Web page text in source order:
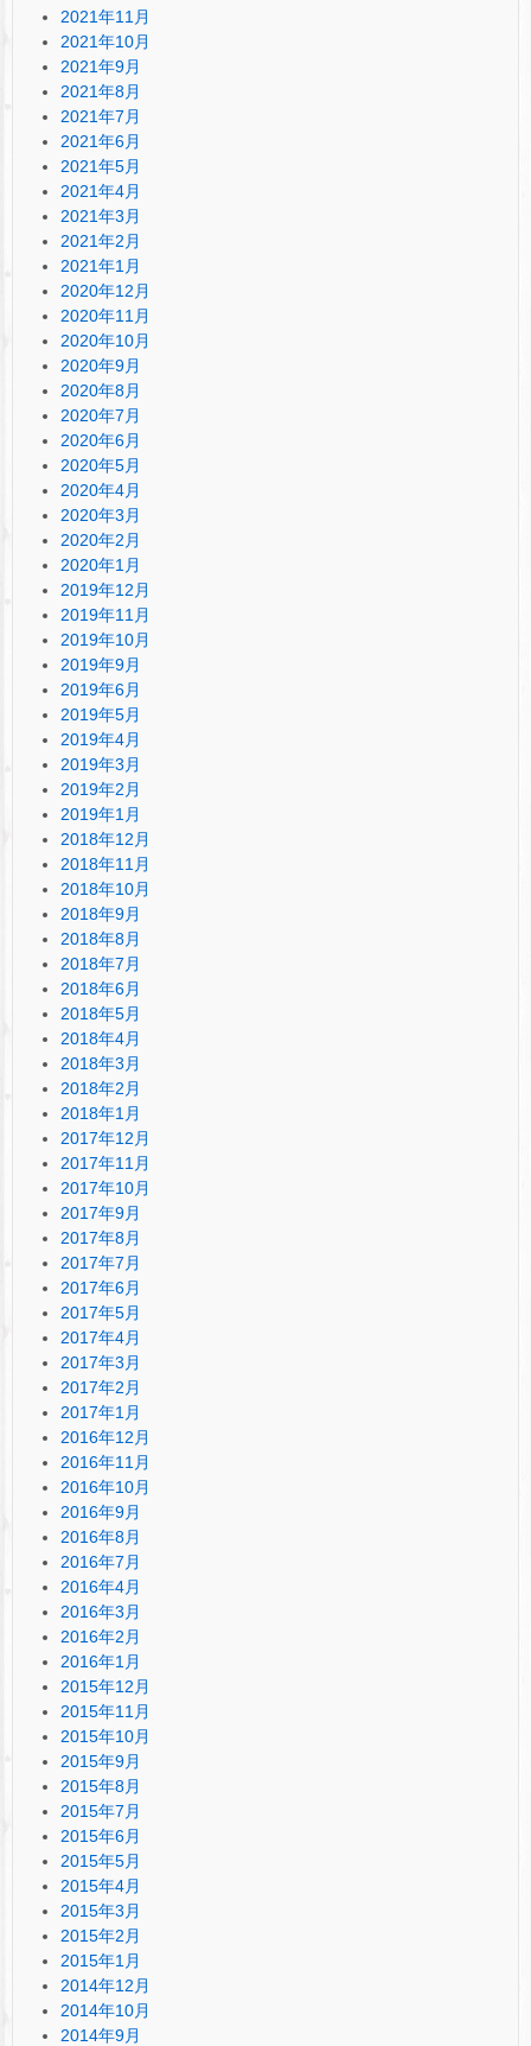
2021年11月
2021年10月
2021年9月
2021年8月
2021年7月
2021年6月
2021年5月
2021年4月
2021年3月
2021年2月
2021年1月
2020年12月
2020年11月
2020年10月
2020年9月
2020年8月
2020年7月
2020年6月
2020年5月
2020年4月
2020年3月
2020年2月
2020年1月
2019年12月
2019年11月
2019年10月
2019年9月
2019年6月
2019年5月
2019年4月
2019年3月
2019年2月
2019年1月
2018年12月
2018年11月
2018年10月
2018年9月
2018年8月
2018年7月
2018年6月
2018年5月
2018年4月
2018年3月
2018年2月
2018年1月
2017年12月
2017年11月
2017年10月
2017年9月
2017年8月
2017年7月
2017年6月
2017年5月
2017年4月
2017年3月
2017年2月
2017年1月
2016年12月
2016年11月
2016年10月
2016年9月
2016年8月
2016年7月
2016年4月
2016年3月
2016年2月
2016年1月
2015年12月
2015年11月
2015年10月
2015年9月
2015年8月
2015年7月
2015年6月
2015年5月
2015年4月
2015年3月
2015年2月
2015年1月
2014年12月
2014年10月
2014年9月